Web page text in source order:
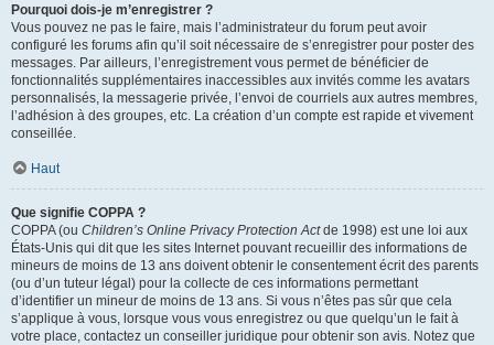
Pourquoi dois-je m’enregistrer ?
Vous pouvez ne pas le faire, mais l’administrateur du forum peut avoir
configuré les forums afin qu’il soit nécessaire de s’enregistrer pour poster des
messages. Par ailleurs, l’enregistrement vous permet de bénéficier de
fonctionnalités supplémentaires inaccessibles aux invités comme les avatars
personnalisés, la messagerie privée, l’envoi de courriels aux autres membres,
l’adhésion à des groupes, etc. La création d’un compte est rapide et vivement
conseillée.
Haut
Que signifie COPPA ?
COPPA (ou Children’s Online Privacy Protection Actde 1998) est une loi aux
États-Unis qui dit que les sites Internet pouvant recueillir des informations de
mineurs de moins de 13 ans doivent obtenir le consentement écrit des parents
(ou d’un tuteur légal) pour la collecte de ces informations permettant
d’identifier un mineur de moins de 13 ans. Si vous n’êtes pas sûr que cela
s’applique à vous, lorsque vous vous enregistrez ou que quelqu’un le fait à
votre place, contactez un conseiller juridique pour obtenir son avis. Notez que